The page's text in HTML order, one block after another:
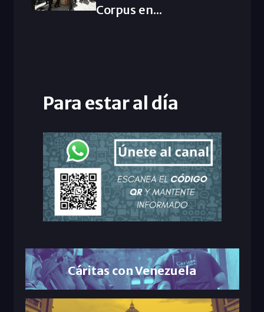
Corpus en...
Para estar al día
Cáritas con Venezuela